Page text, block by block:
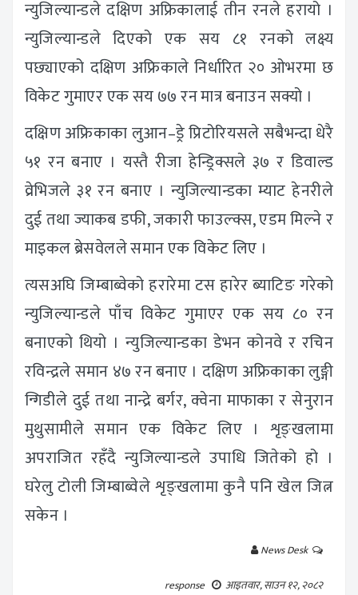
न्युजिल्यान्डले दक्षिण अफ्रिकालाई तीन रनले हरायो ।
न्युजिल्यान्डले दिएको एक सय ८१ रनको लक्ष्य
पछ्याएको दक्षिण अफ्रिकाले निर्धारित २० ओभरमा छ
विकेट गुमाएर एक सय ७७ रन मात्र बनाउन सक्यो ।
दक्षिण अफ्रिकाका लुआन–ड्रे प्रिटोरियसले सबैभन्दा धेरै
५१ रन बनाए । यस्तै रीजा हेन्ड्रिक्सले ३७ र डिवाल्ड
व्रेभिजले ३१ रन बनाए । न्युजिल्यान्डका म्याट हेनरीले
दुई तथा ज्याकब डफी, जकारी फाउल्क्स, एडम मिल्ने र
माइकल ब्रेसवेलले समान एक विकेट लिए ।
त्यसअघि जिम्बाब्वेको हरारेमा टस हारेर ब्याटिङ गरेको
न्युजिल्यान्डले पाँच विकेट गुमाएर एक सय ८० रन
बनाएको थियो । न्युजिल्यान्डका डेभन कोनवे र रचिन
रविन्द्रले समान ४७ रन बनाए । दक्षिण अफ्रिकाका लुङ्गी
न्गिडीले दुई तथा नान्द्रे बर्गर, क्वेना माफाका र सेनुरान
मुथुसामीले समान एक विकेट लिए । शृङ्खलामा
अपराजित रहँदै न्युजिल्यान्डले उपाधि जितेको हो ।
घरेलु टोली जिम्बाब्वेले शृङ्खलामा कुनै पनि खेल जित्न
सकेन ।
News Desk
response
आइतवार, साउन १२, २०८२